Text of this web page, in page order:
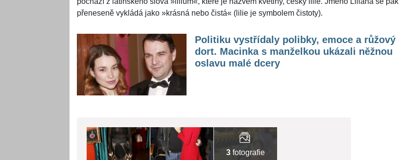
přeneseně vykládá jako »krásná nebo čistá« (lilie je symbolem čistoty).
Politiku vystřídaly polibky, emoce a růžový
dort. Macinka s manželkou ukázali něžnou
oslavu malé dcery
3 fotografie